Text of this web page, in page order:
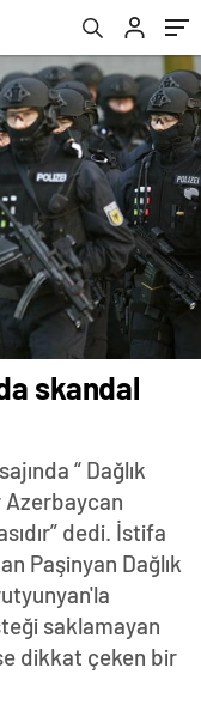
skandal
“ Dağlık
dedi. İstifa
Paşinyan Dağlık
saklamayan
dikkat çeken bir